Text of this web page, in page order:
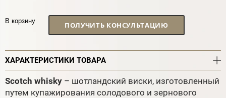
В корзину ПОЛУЧИТЬ КОНСУЛЬТАЦИЮ
ХАРАКТЕРИСТИКИ ТОВАРА
Scotch whisky – шотландский виски, изготовленный
путем купажирования солодового и зернового